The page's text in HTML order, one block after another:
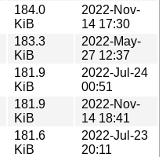
184.0
KiB
2022-Nov-
14 17:30
183.3
KiB
2022-May-
27 12:37
181.9
KiB
2022-Jul-24
00:51
181.9
KiB
2022-Nov-
14 18:41
181.6
KiB
2022-Jul-23
20:11